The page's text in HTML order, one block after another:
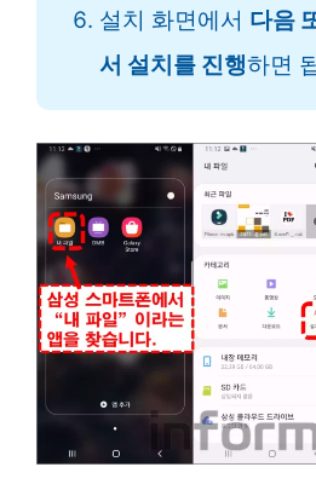
설치 화면에서 다음
서 설치를 진행하면